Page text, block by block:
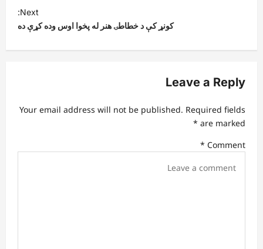
v
g
t
Next:
کونړ کې د خطاطۍ هنر له پخوا اوس وده کړې ده
Leave a Reply
Your email address will not be published. Required fields
are marked
*
Comment
*